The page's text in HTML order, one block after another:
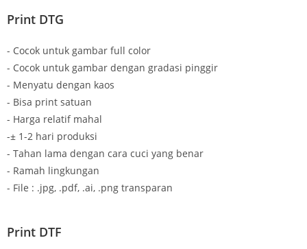
Print DTG
- Cocok untuk gambar full color
- Cocok untuk gambar dengan gradasi pinggir
- Menyatu dengan kaos
- Bisa print satuan
- Harga relatif mahal
-± 1-2 hari produksi
- Tahan lama dengan cara cuci yang benar
- Ramah lingkungan
- File : .jpg, .pdf, .ai, .png transparan
Print DTF